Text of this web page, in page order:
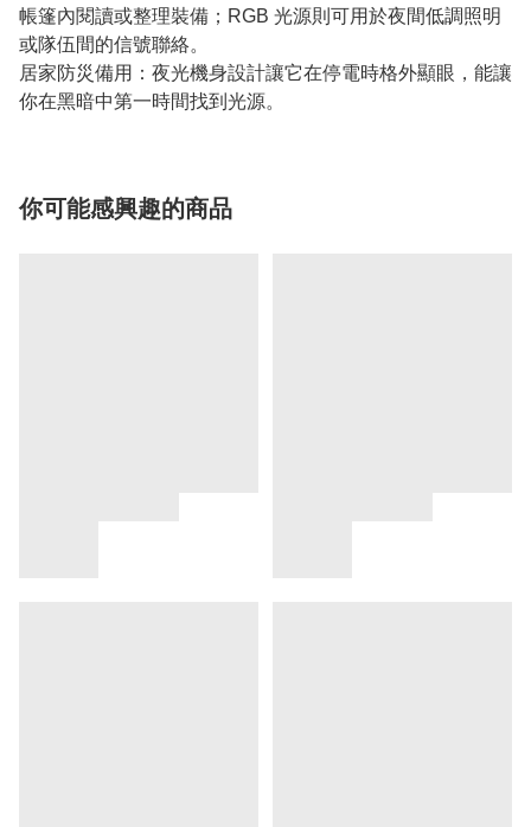
帳篷內閱讀或整理裝備；RGB 光源則可用於夜間低調照明
或隊伍間的信號聯絡。
居家防災備用：夜光機身設計讓它在停電時格外顯眼，能讓
你在黑暗中第一時間找到光源。
你可能感興趣的商品